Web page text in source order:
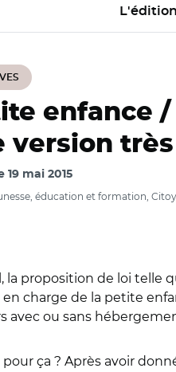
enfance
version
19 mai 2015
éducation et formation,
la proposition de loi telle
en charge de la petite
avec ou sans
pour ça ? Après avoir